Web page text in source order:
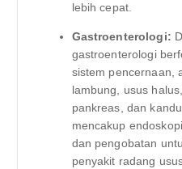
lebih cepat.
Gastroenterologi:
gastroenterologi
sistem pencernaan,
lambung, usus
pankreas, dan
mencakup
dan pengobatan
penyakit radang